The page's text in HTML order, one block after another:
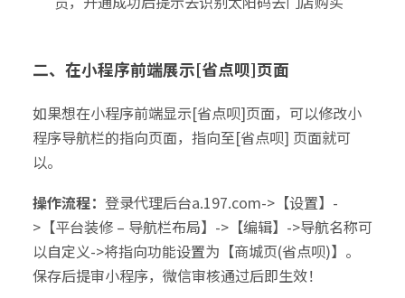
二、在小程序前端展示[省点呗]页面
如果想在小程序前端显示[省点呗]页面，可以修改小
程序导航栏的指向页面，指向至[省点呗] 页面就可
以。
操作流程： 登录代理后台a.197.com->【设置】-
>【平台装修 – 导航栏布局】->【编辑】->导航名称可
以自定义->将指向功能设置为【商城页(省点呗)】。
保存后提审小程序，微信审核通过后即生效！